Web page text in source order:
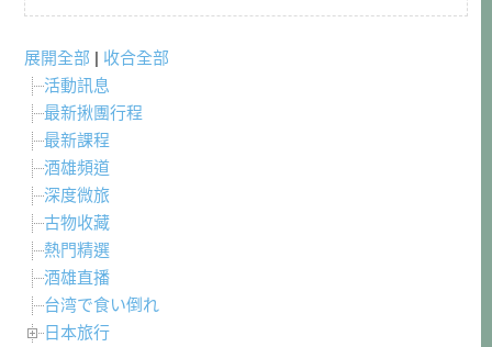
展開全部 | 收合全部
活動訊息
最新揪團行程
最新課程
酒雄頻道
深度微旅
古物收藏
熱門精選
酒雄直播
台湾で食い倒れ
日本旅行